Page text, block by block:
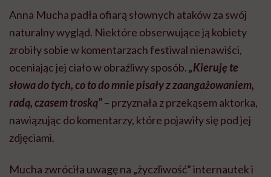
Anna Mucha padła ofiarą słownych ataków za swój
naturalny wygląd. Niektóre obserwujące ją kobiety
zrobiły sobie w komentarzach festiwal nienawiści,
oceniając jej ciało w obraźliwy sposób.„Kieruję te
słowa do tych, co to do mnie pisały z zaangażowaniem,
radą, czasem troską”– przyznała z przekąsem aktorka,
nawiązując do komentarzy, które pojawiły się pod jej
zdjęciami.
Mucha zwróciła uwagę na „życzliwość” internautek i